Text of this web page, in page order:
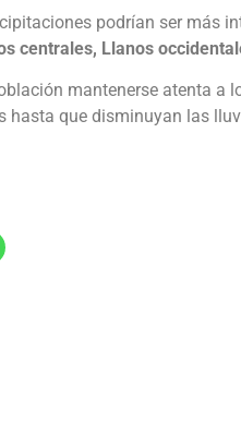
podrían ser más
centrales, Llanos
mantenerse atenta a
hasta que disminuyan las